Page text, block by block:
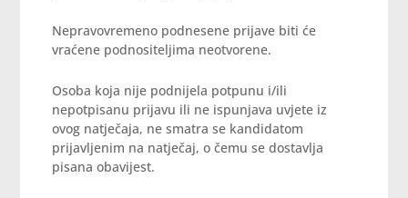
Nepravovremeno podnesene prijave biti će
vraćene podnositeljima neotvorene.
Osoba koja nije podnijela potpunu i/ili
nepotpisanu prijavu ili ne ispunjava uvjete iz
ovog natječaja, ne smatra se kandidatom
prijavljenim na natječaj, o čemu se dostavlja
pisana obavijest.